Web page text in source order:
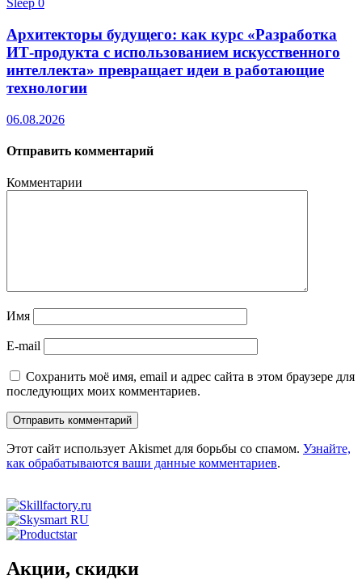
Sleep 0
Архитекторы будущего: как курс «Разработка
ИТ-продукта с использованием искусственного
интеллекта» превращает идеи в работающие
технологии
06.08.2026
Отправить комментарий
Комментарии
Имя
E-mail
Сохранить моё имя, email и адрес сайта в этом браузере для
последующих моих комментариев.
Этот сайт использует Akismet для борьбы со спамом. Узнайте,
как обрабатываются ваши данные комментариев.
Акции, скидки